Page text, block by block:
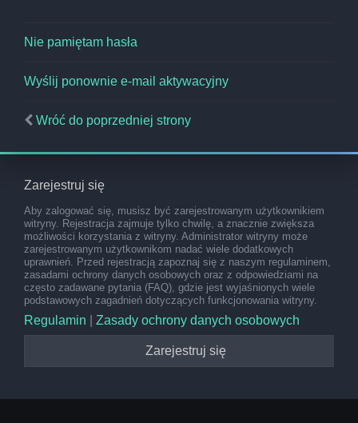
Nie pamiętam hasła
Wyślij ponownie e-mail aktywacyjny
Wróć do poprzedniej strony
Zarejestruj się
Aby zalogować się, musisz być zarejestrowanym użytkownikiem
witryny. Rejestracja zajmuje tylko chwilę, a znacznie zwiększa
możliwości korzystania z witryny. Administrator witryny może
zarejestrowanym użytkownikom nadać wiele dodatkowych
uprawnień. Przed rejestracją zapoznaj się z naszym regulaminem,
zasadami ochrony danych osobowych oraz z odpowiedziami na
często zadawane pytania (FAQ), gdzie jest wyjaśnionych wiele
podstawowych zagadnień dotyczących funkcjonowania witryny.
Regulamin Zasady ochrony danych osobowych
Zarejestruj się